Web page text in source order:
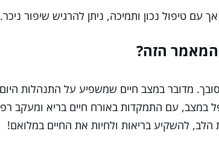
עם טיפול נכון ותמיכה, ניתן להרגיש שיפור ניכר.
הזה?
מדובר במצב חיים שמשפיע על התנהלות
במצב, עם התמקדות באורח חיים בריא ומעקב
להשקיע בריאות ולחיות את החיים במלואם!